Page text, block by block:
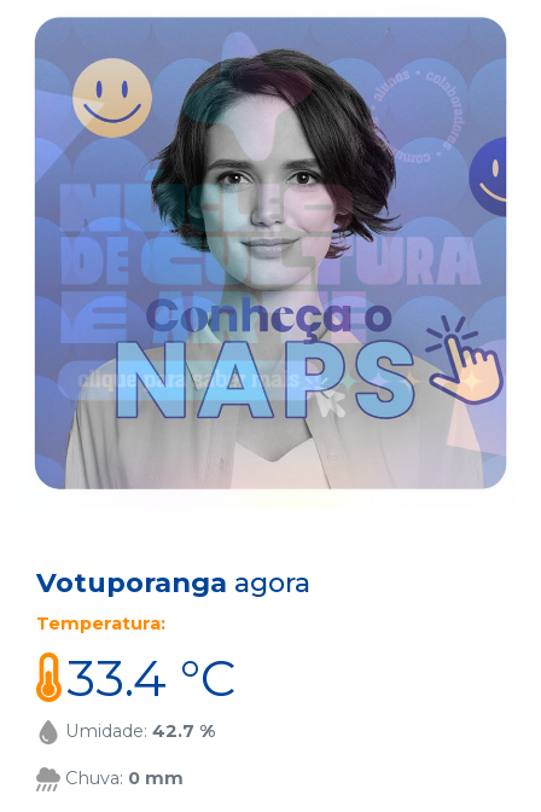
Votuporanga agora
Temperatura:
33.4 °C
Umidade: 42.7 %
Chuva: 0 mm